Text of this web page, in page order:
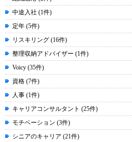
中途入社 (1件)
定年 (5件)
リスキリング (16件)
整理収納アドバイザー (1件)
Voicy (35件)
資格 (7件)
人事 (1件)
キャリアコンサルタント (25件)
モチベーション (3件)
シニアのキャリア (21件)